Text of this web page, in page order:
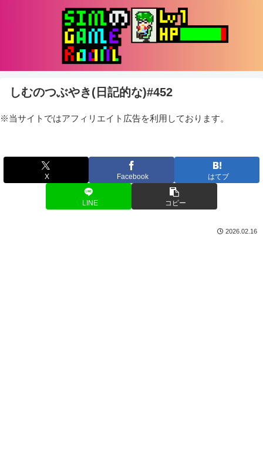
しむのつぶやき(日記的な)#452
※当サイトではアフィリエイト広告を利用しております。
X Facebook はてブ
LINE コピー
2026.02.16